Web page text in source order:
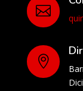

